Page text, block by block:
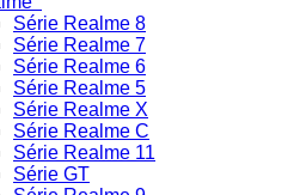
Série Realme 8
Série Realme 7
Série Realme 6
Série Realme 5
Série Realme X
Série Realme C
Série Realme 11
Série GT